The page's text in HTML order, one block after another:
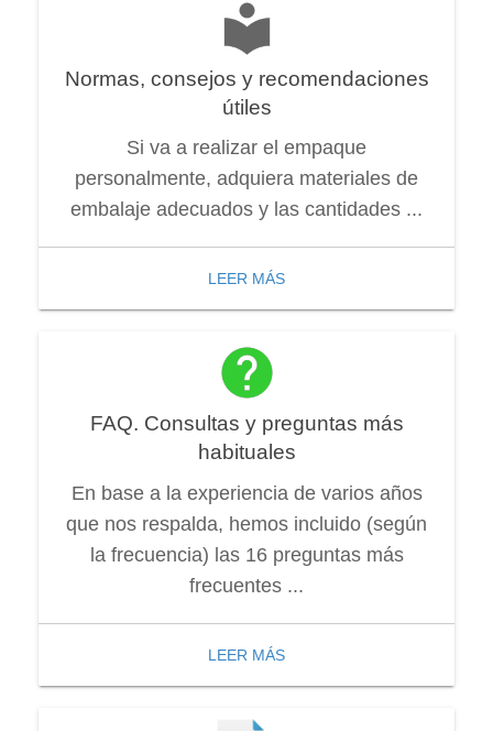
Normas, consejos y recomendaciones
útiles
Si va a realizar el empaque
personalmente, adquiera materiales de
embalaje adecuados y las cantidades ...
LEER MÁS
FAQ. Consultas y preguntas más
habituales
En base a la experiencia de varios años
que nos respalda, hemos incluido (según
la frecuencia) las 16 preguntas más
frecuentes ...
LEER MÁS